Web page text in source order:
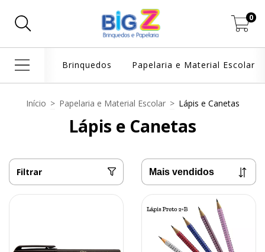
0
Brinquedos Papelaria e Material Escolar
Início > Papelaria e Material Escolar > Lápis e Canetas
Lápis e Canetas
Filtrar